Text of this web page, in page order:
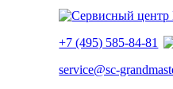
+7 (495) 585-84-81
service@sc-